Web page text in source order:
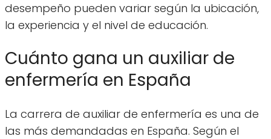
desempeño pueden variar según la ubicación,
la experiencia y el nivel de educación.
Cuánto gana un auxiliar de
enfermería en España
La carrera de auxiliar de enfermería es una de
las más demandadas en España. Según el